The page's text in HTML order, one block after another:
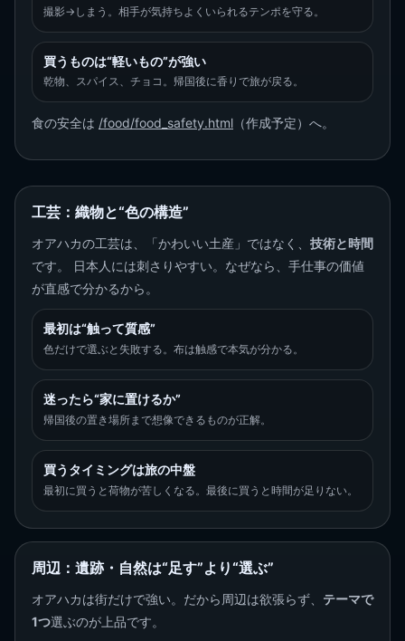
撮影→しまう。相手が気持ちよくいられるテンポを守る。
買うものは“軽いもの”が強い
乾物、スパイス、チョコ。帰国後に香りで旅が戻る。
食の安全は /food/food_safety.html （作成予定）へ。
工芸：織物と“色の構造”
オアハカの工芸は、「かわいい土産」ではなく、 技術と時間
です。 日本人には刺さりやすい。なぜなら、手仕事の価値
が直感で分かるから。
最初は“触って質感”
色だけで選ぶと失敗する。布は触感で本気が分かる。
迷ったら“家に置けるか”
帰国後の置き場所まで想像できるものが正解。
買うタイミングは旅の中盤
最初に買うと荷物が苦しくなる。最後に買うと時間が足りない。
周辺：遺跡・自然は“足す”より“選ぶ”
オアハカは街だけで強い。だから周辺は欲張らず、 テーマで
1つ選ぶのが上品です。